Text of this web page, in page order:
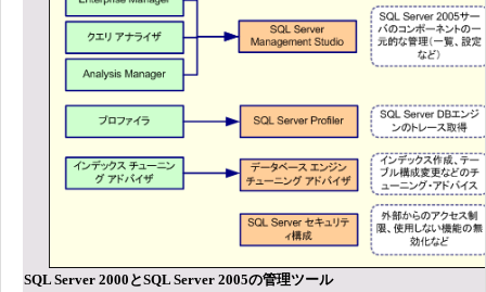
SQL Server 2000とSQL Server 2005の管理ツール